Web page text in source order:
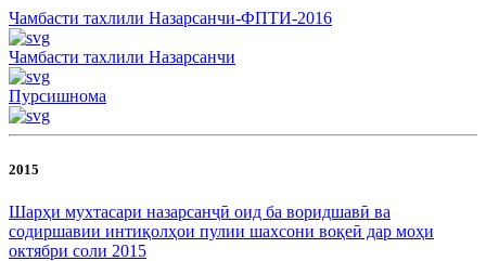
Чамбасти тахлили Назарсанчи-ФПТИ-2016
Чамбасти тахлили Назарсанчи
Пурсишнома
2015
Шарҳи мухтасари назарсанҷӣ оид ба воридшавӣ ва
содиршавии интиқолҳои пулии шахсони воқеӣ дар моҳи
октябри соли 2015